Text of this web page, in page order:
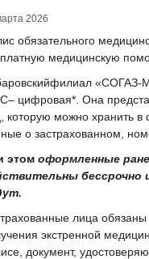
2026
обязательного
медицинскую
«СОГАЗ-
цифровая*. Она
которую можно хранить
о застрахованном,
этом оформленные
бессрочно
лица
экстренной
документ,